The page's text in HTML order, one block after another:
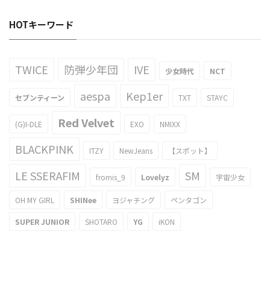
HOTキーワード
TWICE 防弾少年団 IVE 少女時代 NCT
セブンティーン aespa Kep1er TXT STAYC
(G)I-DLE Red Velvet EXO NMIXX
BLACKPINK ITZY NewJeans 【スポット】
LE SSERAFIM fromis_9 Lovelyz SM 宇宙少女
OH MY GIRL SHINee ヨジャチング ペンタゴン
SUPER JUNIOR SHOTARO YG iKON